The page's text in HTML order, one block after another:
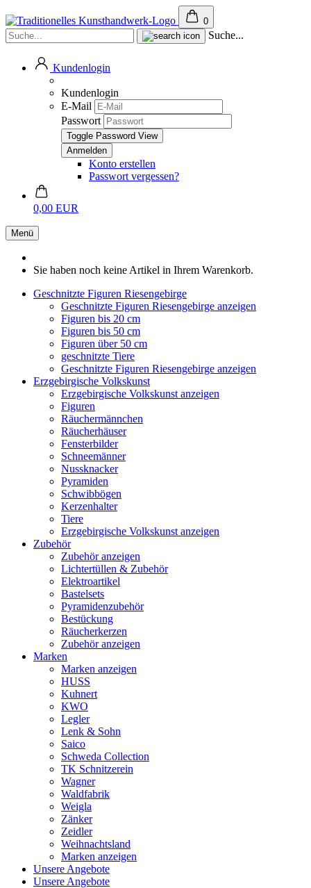
0
Suche...
Kundenlogin
Kundenlogin
E-Mail
Passwort
Toggle Password View
Konto erstellen
Passwort vergessen?
0,00 EUR
Menü
Sie haben noch keine Artikel in Ihrem Warenkorb.
Geschnitzte Figuren Riesengebirge
Geschnitzte Figuren Riesengebirge anzeigen
Figuren bis 20 cm
Figuren bis 50 cm
Figuren über 50 cm
geschnitzte Tiere
Geschnitzte Figuren Riesengebirge anzeigen
Erzgebirgische Volkskunst
Erzgebirgische Volkskunst anzeigen
Figuren
Räuchermännchen
Räucherhäuser
Fensterbilder
Schneemänner
Nussknacker
Pyramiden
Schwibbögen
Kerzenhalter
Tiere
Erzgebirgische Volkskunst anzeigen
Zubehör
Zubehör anzeigen
Lichtertüllen & Zubehör
Elektroartikel
Bastelsets
Pyramidenzubehör
Bestückung
Räucherkerzen
Zubehör anzeigen
Marken
Marken anzeigen
HUSS
Kuhnert
KWO
Legler
Lenk & Sohn
Saico
Schweda Collection
TK Schnitzerein
Wagner
Waldfabrik
Weigla
Zänker
Zeidler
Weihnachtsland
Marken anzeigen
Unsere Angebote
Unsere Angebote